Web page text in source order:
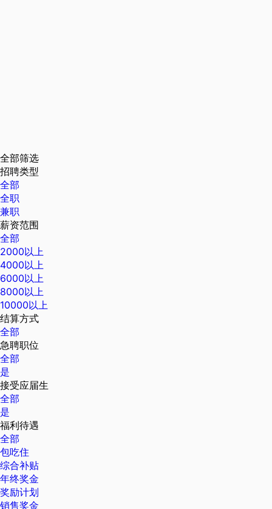
全部筛选
招聘类型
全部
全职
兼职
薪资范围
全部
2000以上
4000以上
6000以上
8000以上
10000以上
结算方式
全部
急聘职位
全部
是
接受应届生
全部
是
福利待遇
全部
包吃住
综合补贴
年终奖金
奖励计划
销售奖金